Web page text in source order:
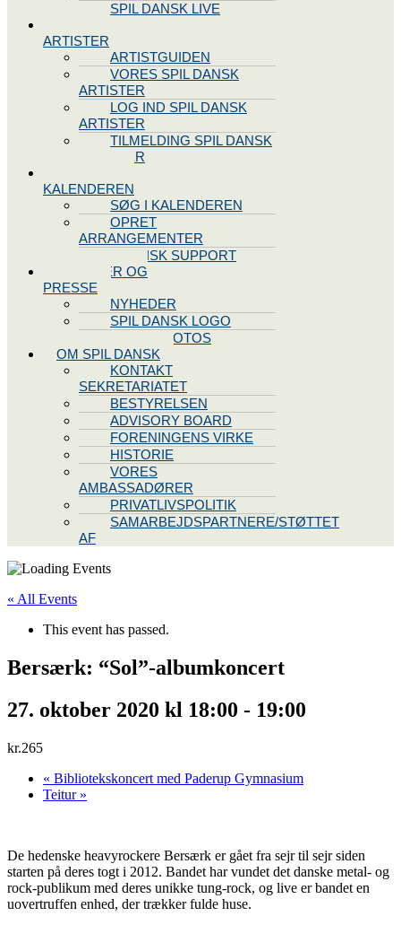
SPIL DANSK LIVE
ARTISTER
ARTISTGUIDEN
VORES SPIL DANSK
ARTISTER
LOG IND SPIL DANSK
ARTISTER
TILMELDING SPIL DANSK
ARTISTER
KALENDEREN
SØG I KALENDEREN
OPRET
ARRANGEMENTER
TEKNISK SUPPORT
NYHEDER OG
PRESSE
NYHEDER
SPIL DANSK LOGO
PRESSEFOTOS
OM SPIL DANSK
KONTAKT
SEKRETARIATET
BESTYRELSEN
ADVISORY BOARD
FORENINGENS VIRKE
HISTORIE
VORES
AMBASSADØRER
PRIVATLIVSPOLITIK
SAMARBEJDSPARTNERE/STØTTET
AF
« All Events
This event has passed.
Bersærk: “Sol”-albumkoncert
27. oktober 2020 kl 18:00 - 19:00
kr.265
« Bibliotekskoncert med Paderup Gymnasium
Teitur »
De hedenske heavyrockere Bersærk er gået fra sejr til sejr siden
starten på deres togt i 2012. Bandet har vundet det danske metal- og
rock-publikum med deres unikke tung-rock, og live er bandet en
uovertruffen enhed, der trækker fulde huse.